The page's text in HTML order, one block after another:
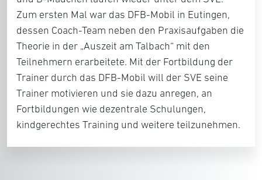
Zum ersten Mal war das DFB-Mobil in Eutingen,
dessen Coach-Team neben den Praxisaufgaben die
Theorie in der „Auszeit am Talbach“ mit den
Teilnehmern erarbeitete. Mit der Fortbildung der
Trainer durch das DFB-Mobil will der SVE seine
Trainer motivieren und sie dazu anregen, an
Fortbildungen wie dezentrale Schulungen,
kindgerechtes Training und weitere teilzunehmen.